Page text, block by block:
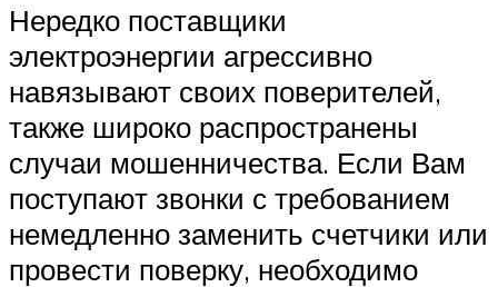
Нередко поставщики
электроэнергии агрессивно
навязывают своих поверителей,
также широко распространены
случаи мошенничества. Если Вам
поступают звонки с требованием
немедленно заменить счетчики или
провести поверку, необходимо